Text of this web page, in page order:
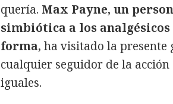
quería. Max Payne, un
simbiótica a los
forma, ha visitado la presente
cualquier seguidor de la
iguales.